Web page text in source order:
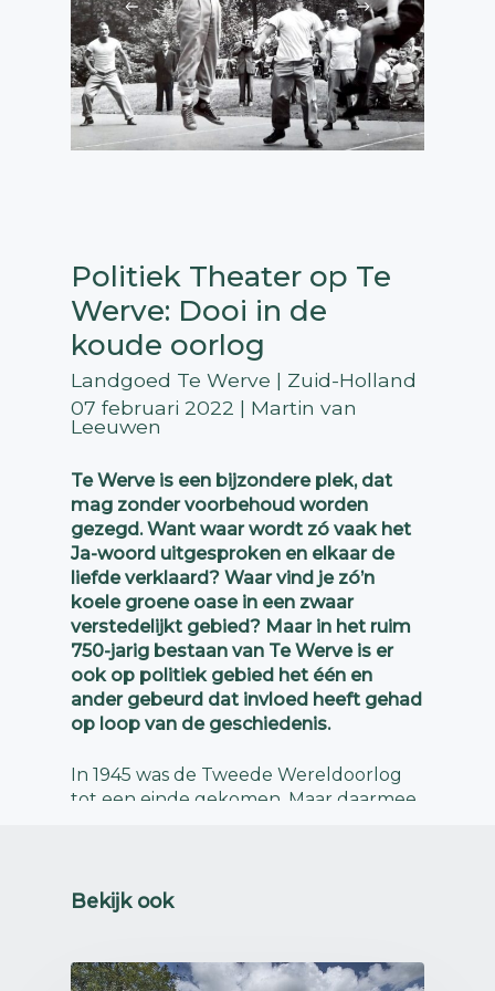
Politiek Theater op Te
Werve: Dooi in de
koude oorlog
Landgoed Te Werve | Zuid-Holland
07 februari 2022 | Martin van
Leeuwen
Te Werve is een bijzondere plek, dat
mag zonder voorbehoud worden
gezegd. Want waar wordt zó vaak het
Ja-woord uitgesproken en elkaar de
liefde verklaard? Waar vind je zó’n
koele groene oase in een zwaar
verstedelijkt gebied? Maar in het ruim
750-jarig bestaan van Te Werve is er
ook op politiek gebied het één en
ander gebeurd dat invloed heeft gehad
op loop van de geschiedenis.
In 1945 was de Tweede Wereldoorlog
tot een einde gekomen. Maar daarmee
over in de Koude Oorlog. Waar partijen
en Rusland; een strijd die de wereld
Bekijk ook